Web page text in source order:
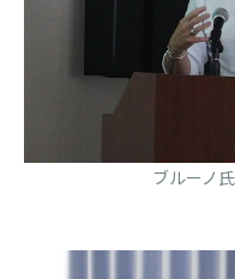
ブルーノ